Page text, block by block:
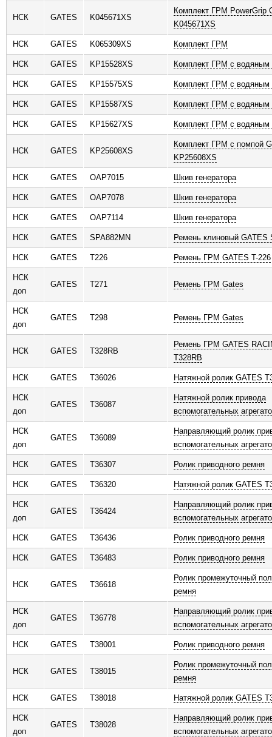
НСК GATES K045671XS
Комплект ГРМ PowerGrip
K045671XS
НСК GATES K065309XS Комплект ГРМ
НСК GATES KP15528XS Комплект ГРМ с водяным
НСК GATES KP15575XS Комплект ГРМ с водяным
НСК GATES KP15587XS Комплект ГРМ с водяным
НСК GATES KP15627XS Комплект ГРМ с водяным
НСК GATES KP25608XS
Комплект ГРМ с помпой
KP25608XS
НСК GATES OAP7015 Шкив генератора
НСК GATES OAP7078 Шкив генератора
НСК GATES OAP7114 Шкив генератора
НСК GATES SPA882MN Ремень клиновый GATES
НСК GATES T226 Ремень ГРМ GATES T-226
НСК
доп
GATES T271 Ремень ГРМ Gates
НСК
доп
GATES T298 Ремень ГРМ Gates
НСК GATES T328RB
Ремень ГРМ GATES
T328RB
НСК GATES T36026 Натяжной ролик GATES
НСК
доп
GATES T36087
Натяжной ролик привода
вспомогательных
НСК
доп
GATES T36089
Направляющий ролик
вспомогательных
НСК GATES T36307 Ролик приводного ремня
НСК GATES T36320 Натяжной ролик GATES
НСК
доп
GATES T36424
Направляющий ролик
вспомогательных
НСК GATES T36436 Ролик приводного ремня
НСК GATES T36483 Ролик приводного ремня
НСК GATES T36618
Ролик промежуточный
ремня
НСК
доп
GATES T36778
Направляющий ролик
вспомогательных
НСК GATES T38001 Ролик приводного ремня
НСК GATES T38015
Ролик промежуточный
ремня
НСК GATES T38018 Натяжной ролик GATES
НСК
доп
GATES T38028
Направляющий ролик
вспомогательных